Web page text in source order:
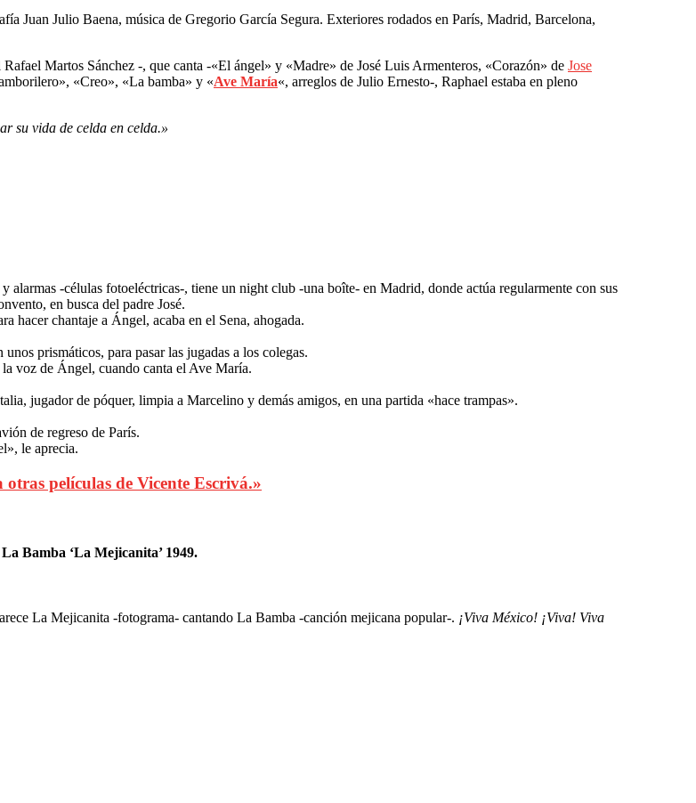
Juan Julio Baena, música de Gregorio García Segura. Exteriores rodados en París, Madrid, Barcelona,
Martos Sánchez -, que canta -«El ángel» y «Madre» de José Luis Armenteros, «Corazón» de Jose
«Creo», «La bamba» y «Ave María«, arreglos de Julio Ernesto-, Raphael estaba en pleno
su vida de celda en celda.»
-células fotoeléctricas-, tiene un night club -una boîte- en Madrid, donde actúa regularmente con sus
en busca del padre José.
hacer chantaje a Ángel, acaba en el Sena, ahogada.
unos prismáticos, para pasar las jugadas a los colegas.
voz de Ángel, cuando canta el Ave María.
jugador de póquer, limpia a Marcelino y demás amigos, en una partida «hace trampas».
de regreso de París.
le aprecia.
otras películas de Vicente Escrivá.»
La Bamba ‘La Mejicanita’ 1949.
La Mejicanita -fotograma- cantando La Bamba -canción mejicana popular-. ¡Viva México! ¡Viva! Viva